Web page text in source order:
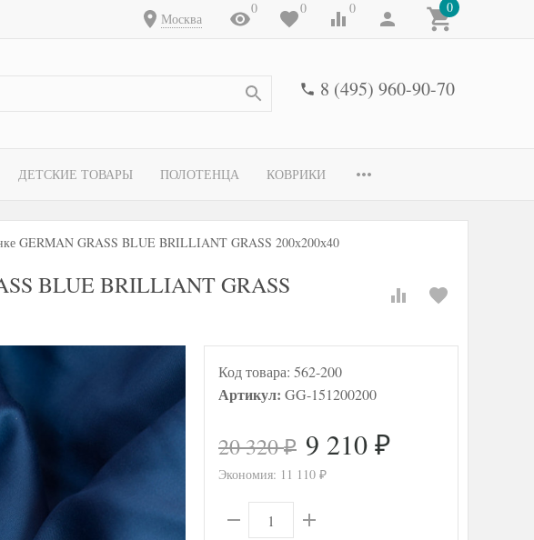
Москва
0 0 0 0
8 (495) 960-90-70
ДЕТСКИЕ ТОВАРЫ ПОЛОТЕНЦА КОВРИКИ
GERMAN GRASS BLUE BRILLIANT GRASS 200х200х40
BLUE BRILLIANT GRASS
Код товара: 562-200
Артикул: GG-151200200
20 320₽ 9 210 ₽
Экономия: 11 110 ₽